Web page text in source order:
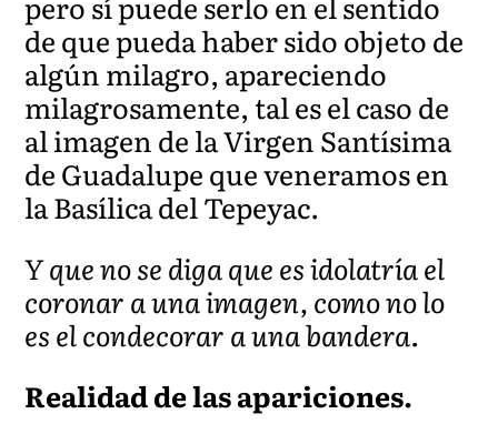
de que pueda haber sido objeto de
algún milagro, apareciendo
milagrosamente, tal es el caso de
al imagen de la Virgen Santísima
de Guadalupe que veneramos en
la Basílica del Tepeyac.
Y que no se diga que es idolatría el
coronar a una imagen, como no lo
es el condecorar a una bandera.
Realidad de las apariciones.